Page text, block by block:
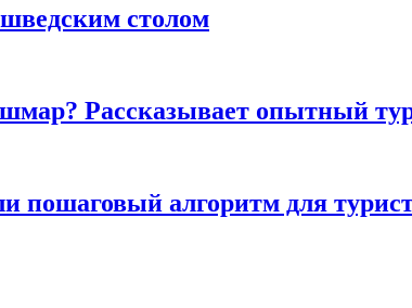
столом
Рассказывает опытный
алгоритм для